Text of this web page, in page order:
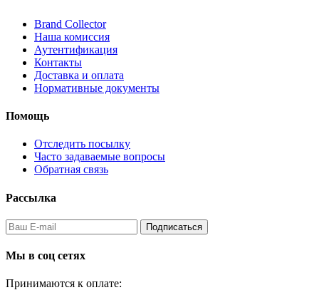
Brand Collector
Наша комиссия
Аутентификация
Контакты
Доставка и оплата
Нормативные документы
Помощь
Отследить посылку
Часто задаваемые вопросы
Обратная связь
Рассылка
Подписаться
Мы в соц сетях
Принимаются к оплате: